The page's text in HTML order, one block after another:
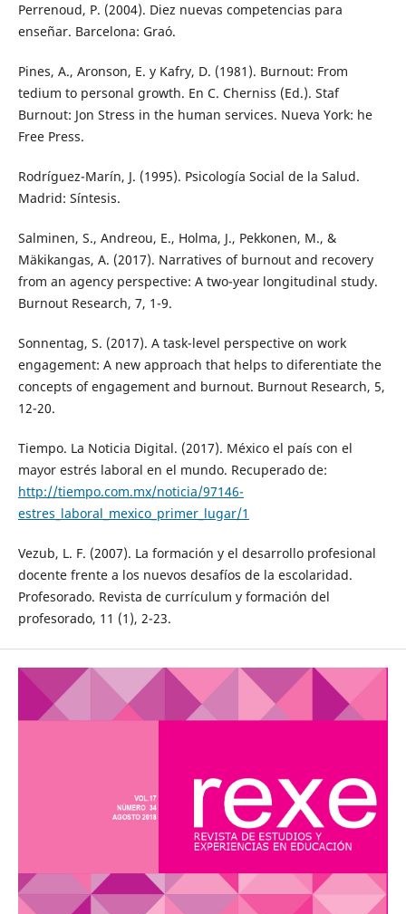
Perrenoud, P. (2004). Diez nuevas competencias para
enseñar. Barcelona: Graó.
Pines, A., Aronson, E. y Kafry, D. (1981). Burnout: From
tedium to personal growth. En C. Cherniss (Ed.). Staf
Burnout: Jon Stress in the human services. Nueva York: he
Free Press.
Rodríguez-Marín, J. (1995). Psicología Social de la Salud.
Madrid: Síntesis.
Salminen, S., Andreou, E., Holma, J., Pekkonen, M., &
Mäkikangas, A. (2017). Narratives of burnout and recovery
from an agency perspective: A two-year longitudinal study.
Burnout Research, 7, 1-9.
Sonnentag, S. (2017). A task-level perspective on work
engagement: A new approach that helps to diferentiate the
concepts of engagement and burnout. Burnout Research, 5,
12-20.
Tiempo. La Noticia Digital. (2017). México el país con el
mayor estrés laboral en el mundo. Recuperado de:
http://tiempo.com.mx/noticia/97146-
estres_laboral_mexico_primer_lugar/1
Vezub, L. F. (2007). La formación y el desarrollo profesional
docente frente a los nuevos desafíos de la escolaridad.
Profesorado. Revista de currículum y formación del
profesorado, 11 (1), 2-23.